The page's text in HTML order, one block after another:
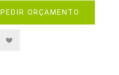
PEDIR ORÇAMENTO